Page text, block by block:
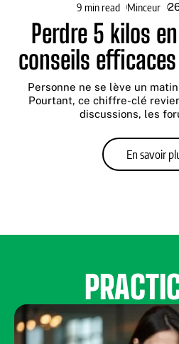
9 min read Minceur
Perdre 5 kilos
conseils
Personne ne se lève un
Pourtant, ce chiffre-clé
discussions, les
En savoir